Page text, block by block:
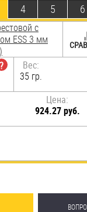
4 5 6
с
ESS 3 мм
?
Вес:
35 гр.
Цена:
924.27 руб.